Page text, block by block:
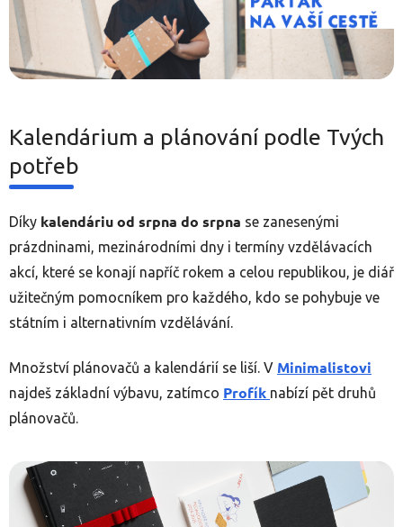
Kalendárium a plánování podle Tvých
potřeb
Díky kalendáriu od srpna do srpna se zanesenými
prázdninami, mezinárodními dny i termíny vzdělávacích
akcí, které se konají napříč rokem a celou republikou, je diář
užitečným pomocníkem pro každého, kdo se pohybuje ve
státním i alternativním vzdělávání.
Množství plánovačů a kalendárií se liší. V Minimalistovi
najdeš základní výbavu, zatímco Profík nabízí pět druhů
plánovačů.